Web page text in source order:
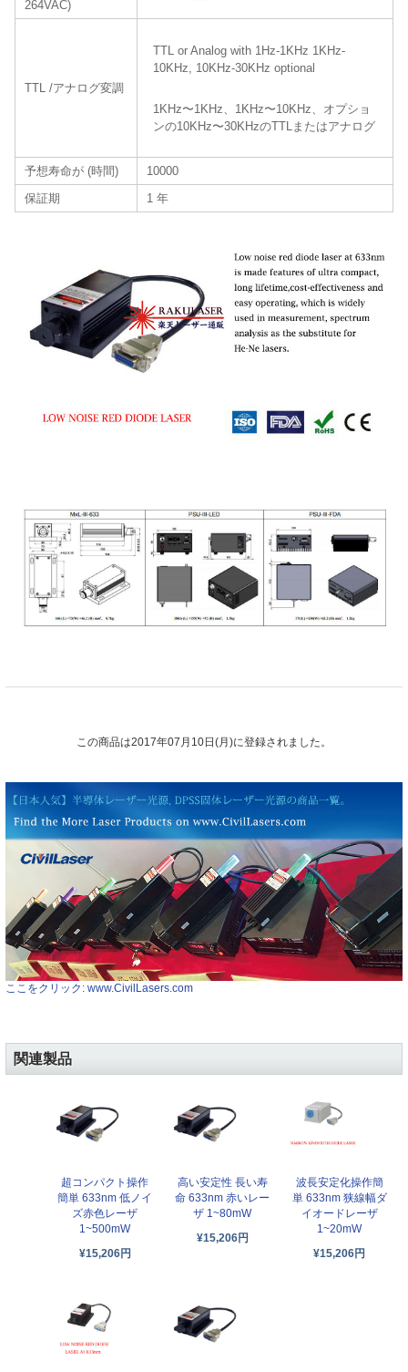
264VAC)
TTL /アナログ変調
TTL or Analog with 1Hz-1KHz 1KHz-
10KHz, 10KHz-30KHz optional
1KHz〜1KHz、1KHz〜10KHz、オプショ
ンの10KHz〜30KHzのTTLまたはアナログ
予想寿命が (時間)
10000
保証期
1 年
この商品は2017年07月10日(月)に登録されました。
ここをクリック: www.CivilLasers.com
関連製品
超コンパクト操作
簡単 633nm 低ノイ
ズ赤色レーザ
1~500mW
¥15,206円
高い安定性 長い寿
命 633nm 赤いレー
ザ 1~80mW
¥15,206円
波長安定化操作簡
単 633nm 狭線幅ダ
イオードレーザ
1~20mW
¥15,206円